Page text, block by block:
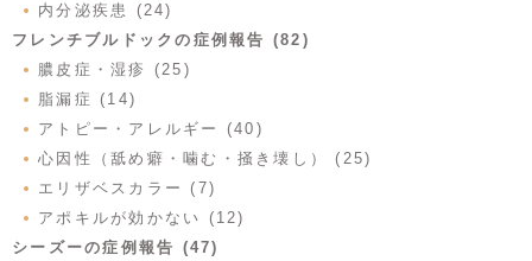
内分泌疾患 (24)
フレンチブルドックの症例報告 (82)
膿皮症・湿疹 (25)
脂漏症 (14)
アトピー・アレルギー (40)
心因性（舐め癖・噛む・掻き壊し） (25)
エリザベスカラー (7)
アポキルが効かない (12)
シーズーの症例報告 (47)